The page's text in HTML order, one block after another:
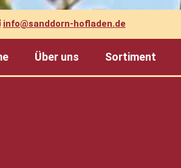
info@sanddorn-hofladen.de
Über uns Sortiment